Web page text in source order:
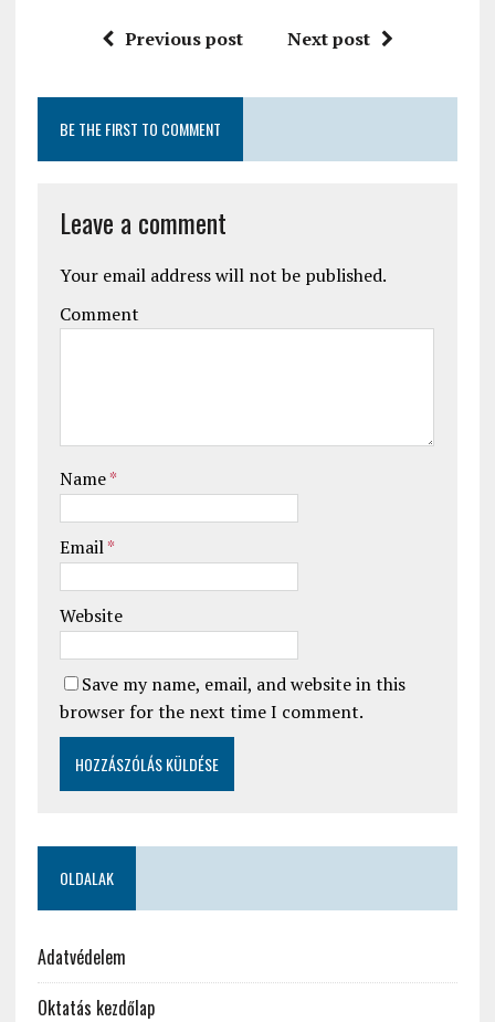
Previous post Next post
BE THE FIRST TO COMMENT
Leave a comment
Your email address will not be published.
Comment
Name*
Email*
Website
Save my name, email, and website in this
browser for the next time I comment.
OLDALAK
Adatvédelem
Oktatás kezdőlap